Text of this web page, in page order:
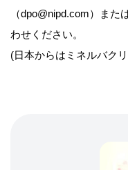
（dpo@nipd.com）ま
わせください。
(日本からはミネルバク